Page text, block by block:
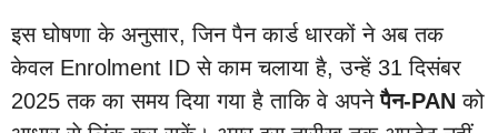
इस घोषणा के अनुसार, जिन पैन कार्ड धारकों ने अब तक
केवल Enrolment ID से काम चलाया है, उन्हें 31 दिसंबर
2025 तक का समय दिया गया है ताकि वे अपनेपैन-PAN को